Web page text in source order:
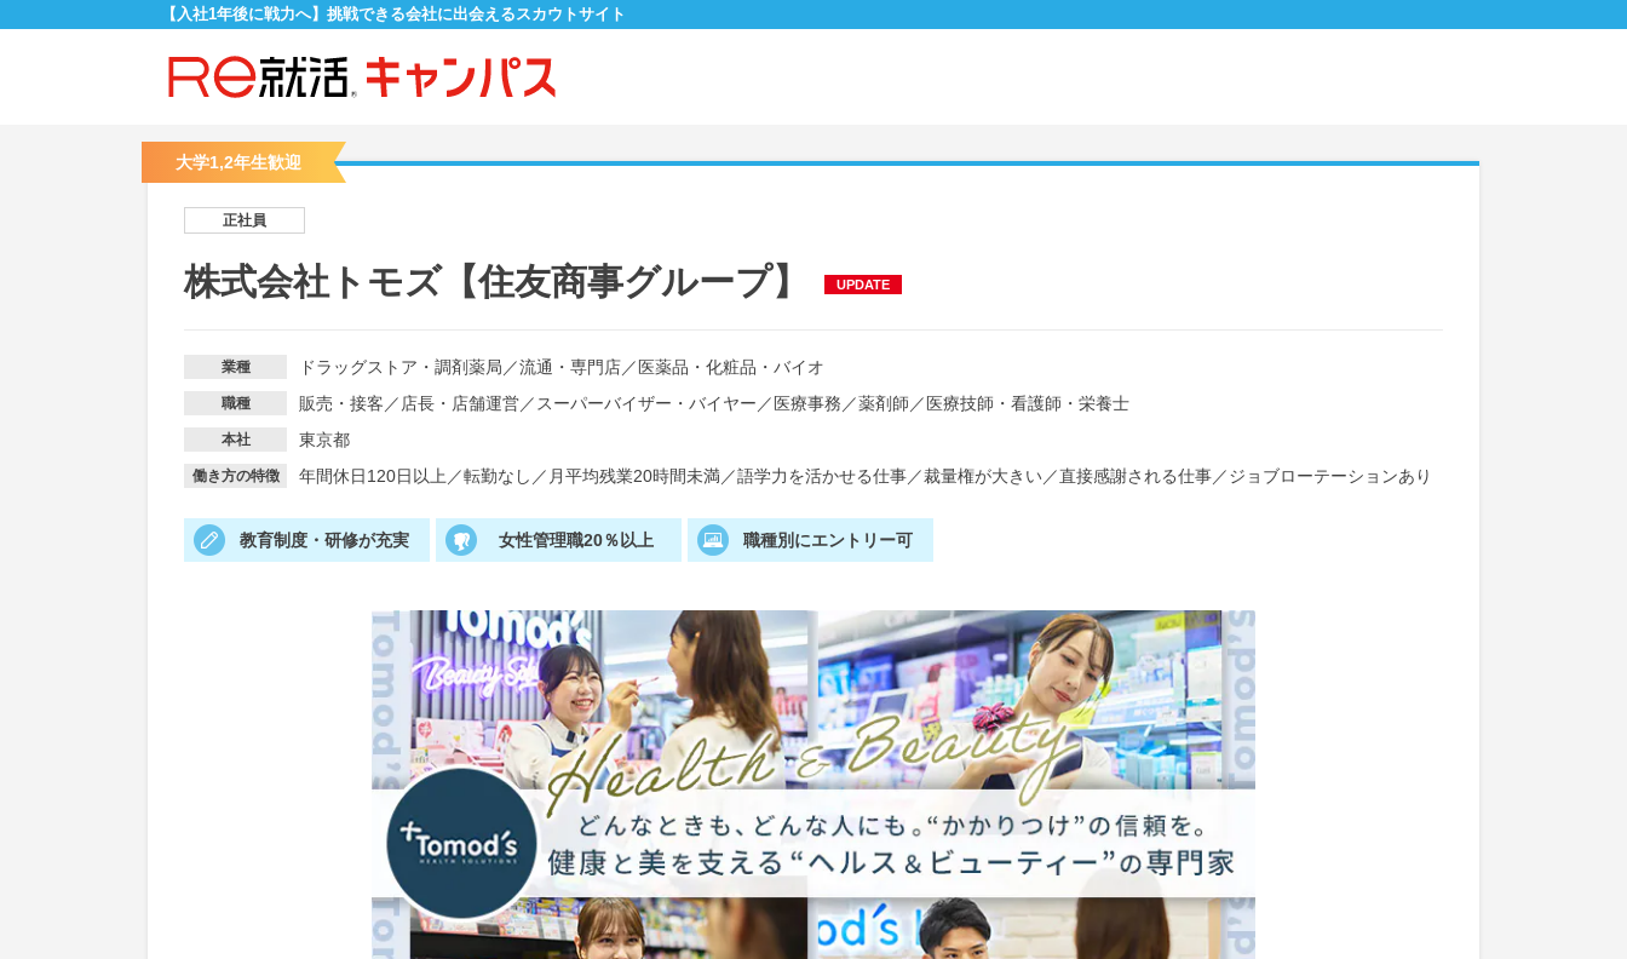
【入社1年後に戦力へ】挑戦できる会社に出会えるスカウトサイト
大学1,2年生歓迎
正社員
株式会社トモズ【住友商事グループ】 UPDATE
業種 ドラッグストア・調剤薬局 ／流通・専門店／ 医薬品・化粧品・バイオ
職種 販売・接客 ／ 店長・店舗運営／ スーパーバイザー・バイヤー ／ 医療事務 ／薬剤師 ／ 医療技師・看護師・栄養士
本社 東京都
働き方の特徴 年間休日120日以上 ／転勤なし ／ 月平均残業20時間未満／語学力を活かせる仕事／裁量権が大きい／直接感謝される仕事／ジョブローテーションあり
教育制度・研修が充実 女性管理職20％以上 職種別にエントリー可